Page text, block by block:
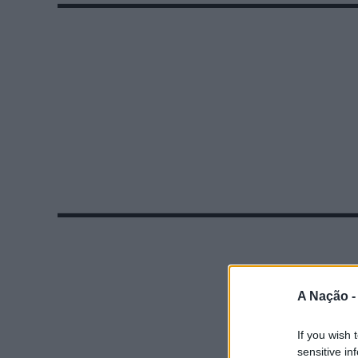
A Nação -
If you wish
sensitive